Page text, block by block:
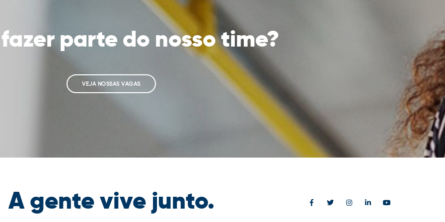
parte do nosso time?
VEJA NOSSAS VAGAS
A gente vive junto.